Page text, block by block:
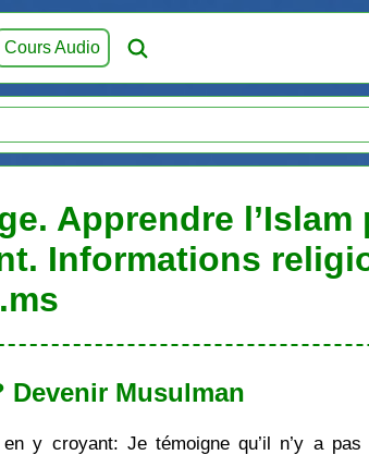
Cours Audio
Apprendre
Informations
Devenir Musulman
y croyant: Je témoigne qu’il n’y a